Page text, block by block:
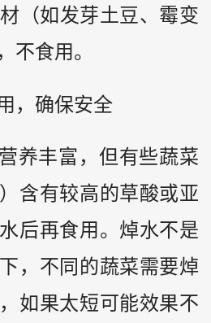
（如发芽土豆、霉变
不食用。‌‌
，确保安全
养丰富，但有些蔬菜
含有较高的草酸或亚
后再食用。焯水不是
，不同的蔬菜需要焯
如果太短可能效果不